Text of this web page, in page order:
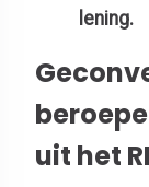
lening.
uit het